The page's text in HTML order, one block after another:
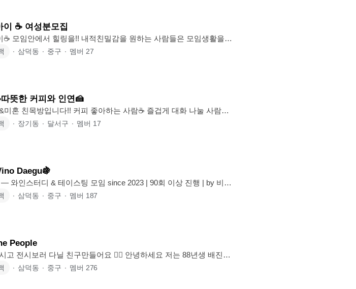
이 ☕️ 여성분모집
☕️ 모임안에서 힐링을!! 내적친밀감을 원하는 사람들은 모임생활을
경험을 나눠봐요. 외적으로도 활발한 사람도 환영합니다!! 서로에 성
입 직후 ✔️공지 <모임에관하여> 필독 ✔️24시간
∙ 삼덕동 ∙ 중구 ∙ 멤버 27
뜻한 커피와 인연🍰
!! 커피 좋아하는 사람☕️ 즐겁게 대화 나눌 사람🍪
세요!!🥰 친해지면 맛집도 취미도 같이‼️ 🌱 82 ~ 92 미혼만🙆‍♂️
모임회비는 15명 모일때까지❌ 🍉 놀 준비 됐엉? 🆗 🍉 대화
∙ 장기동 ∙ 달서구 ∙ 멤버 17
Daegu🍇
디 & 테이스팅 모임 since 2023 | 90회 이상 진행 | by 비노
관심은 많았던 분 •
∙ 삼덕동 ∙ 중구 ∙ 멤버 187
People
보러 다닐 친구만들어요 🙆‍♂️ 안녕하세요 저는 88년생 배진오
전공했고 와인으로 전향해 대구 롯데백화점 샵매니저로 일하다 독
∙ 삼덕동 ∙ 중구 ∙ 멤버 276